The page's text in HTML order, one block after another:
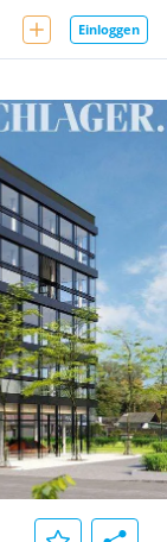
Einloggen